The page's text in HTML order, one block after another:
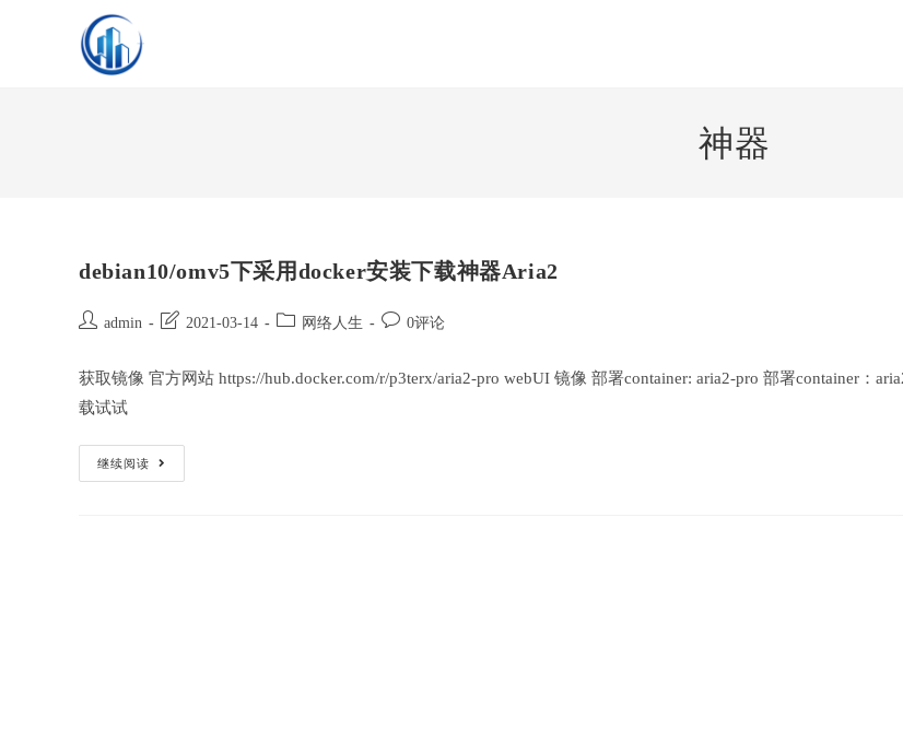
神器
debian10/omv5下采用docker安装下载神器Aria2
Post admin
Post
modified:
2021-03-14
Post 网络人生
Post 0评论
获取镜像 官方网站 https://hub.docker.com/r/p3terx/aria2-pro webUI 镜像 部署container: aria2-pro 部署container：
载试试
继续阅读
Debian10/omv5
下